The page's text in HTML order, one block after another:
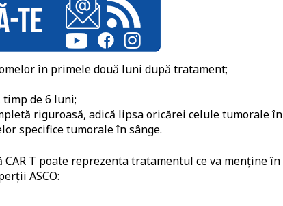
în primele două luni după tratament;
timp de 6 luni;
riguroasă, adică lipsa oricărei celule tumorale în
specifice tumorale în sânge.
T poate reprezenta tratamentul ce va menține în
ASCO: